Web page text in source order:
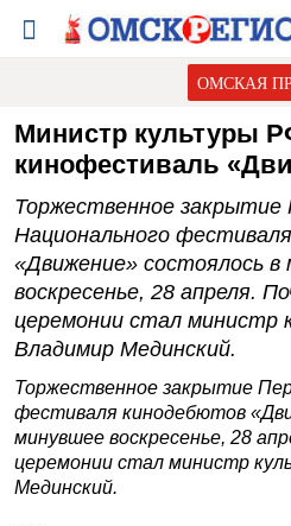
ОМСКАЯ
Министр культуры
кинофестиваль
Торжественное закрытие
Национального
«Движение» состоялось в
воскресенье, 28 апреля.
церемонии стал министр
Владимир Мединский.
Торжественное закрытие
фестиваля кинодебютов
минувшее воскресенье, 28
церемонии стал министр
Мединский.